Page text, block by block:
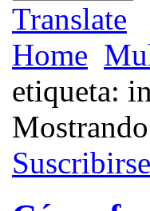
Translate
Home
etiqueta: